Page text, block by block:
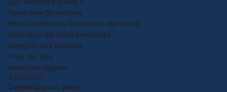
Foire aux Questions
Nos Conditions Générales de Vente
Politique de confidentialité
Gestion des cookies
Plan du site
Mention légales
Services
Demander un devis